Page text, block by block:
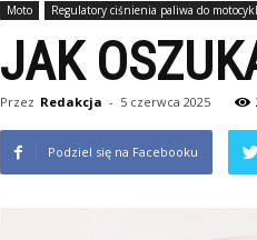
Moto Regulatory ciśnienia paliwa do
JAK
Przez Redakcja - 5 czerwca 2025
Podziel się na Facebooku